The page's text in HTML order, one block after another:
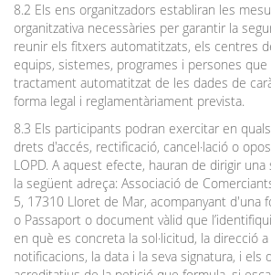
8.2 Els ens organitzadors establiran les
organitzativa necessàries per garantir la
reunir els fitxers automatitzats, els centres
equips, sistemes, programes i persones
tractament automatitzat de les dades de
forma legal i reglamentàriament prevista.
8.3 Els participants podran exercitar en
drets d'accés, rectificació, cancel·lació o
LOPD. A aquest efecte, hauran de dirigir
la següent adreça: Associació de
5, 17310 Lloret de Mar, acompanyant d'una
o Passaport o document vàlid que
en què es concreta la sol·licitud, la direcció
notificacions, la data i la seva signatura, i els